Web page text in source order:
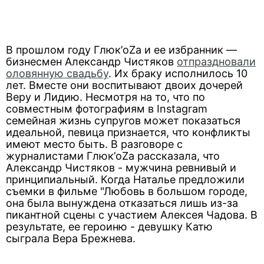
В прошлом году Глюк’oZа и ее избранник —
бизнесмен Александр Чистяков отпраздновали
оловянную свадьбу. Их браку исполнилось 10
лет. Вместе они воспитывают двоих дочерей
Веру и Лидию. Несмотря на то, что по
совместным фотографиям в Instagram
семейная жизнь супругов может показаться
идеальной, певица признается, что конфликты
имеют место быть. В разговоре с
журналистами Глюк’oZa рассказала, что
Александр Чистяков - мужчина ревнивый и
принципиальный. Когда Наталье предложили
съемки в фильме "Любовь в большом городе,
она была вынуждена отказаться лишь из-за
пикантной сцены с участием Алексея Чадова. В
результате, ее героиню - девушку Катю
сыграла Вера Брежнева.